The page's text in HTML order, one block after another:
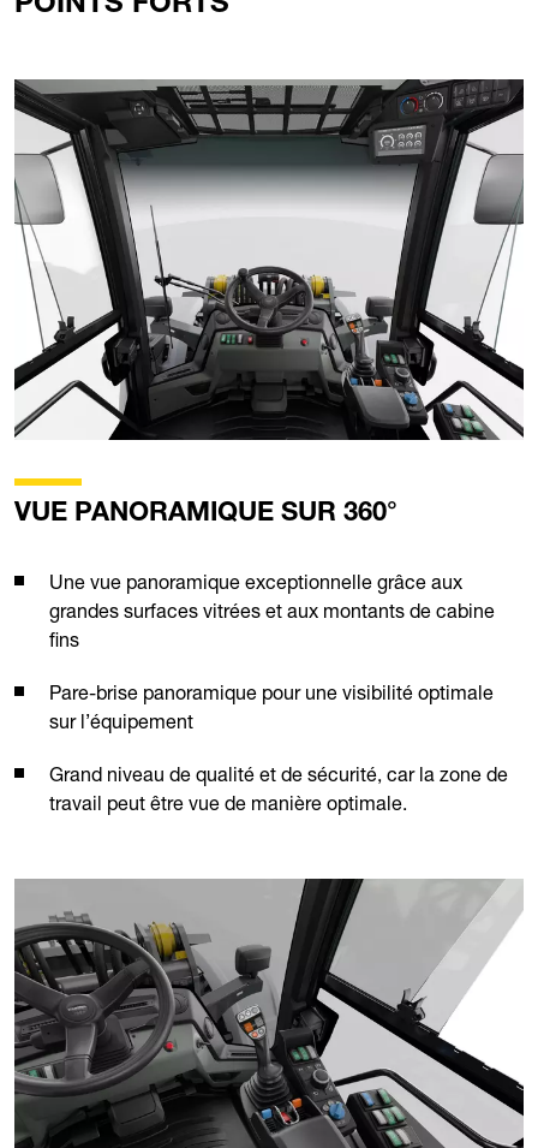
POINTS FORTS
VUE PANORAMIQUE SUR 360°
Une vue panoramique exceptionnelle grâce aux
grandes surfaces vitrées et aux montants de cabine
fins
Pare-brise panoramique pour une visibilité optimale
sur l’équipement
Grand niveau de qualité et de sécurité, car la zone de
travail peut être vue de manière optimale.